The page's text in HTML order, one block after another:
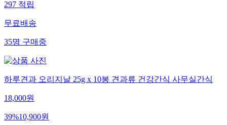
297적립
무료배송
35명구매중
하루견과 오리지날 25g x 10봉 견과류 건강간식 사무실간식
18,000원
39%10,900원